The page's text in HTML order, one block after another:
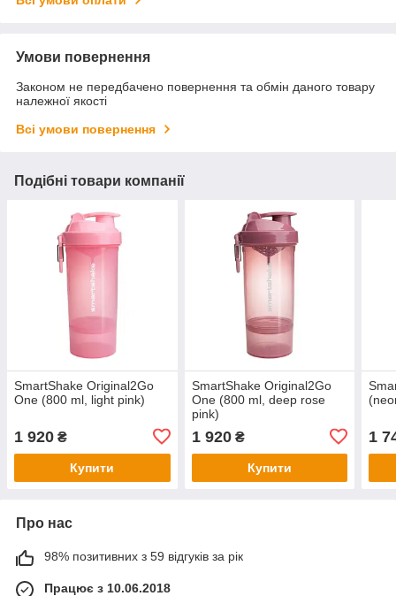
Умови повернення
Законом не передбачено повернення та обмін даного товару
належної якості
Всі умови повернення
Подібні товари компанії
SmartShake Original2Go
One (800 ml, light pink)
1 920 ₴
Купити
SmartShake Original2Go
One (800 ml, deep rose
pink)
1 920₴
Купити
1
Про нас
98% позитивних з 59 відгуків за рік
Працює з 10.06.2018